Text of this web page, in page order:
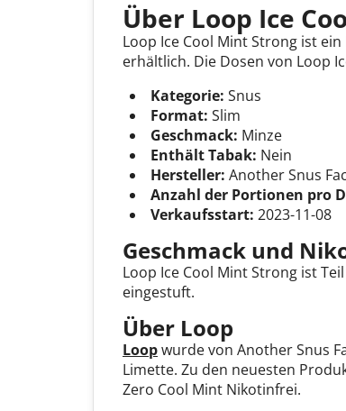
Über Loop Ice
Loop Ice Cool Mint Strong ist
erhältlich. Die Dosen von Loop
Kategorie: Snus
Format: Slim
Geschmack: Minze
Enthält Tabak: Nein
Hersteller: Another Snus
Anzahl der Portionen pro
Verkaufsstart: 2023-11-08
Geschmack und
Loop Ice Cool Mint Strong ist
eingestuft.
Über Loop
Loopwurde von Another Snus
Limette. Zu den neuesten
Zero Cool Mint Nikotinfrei.